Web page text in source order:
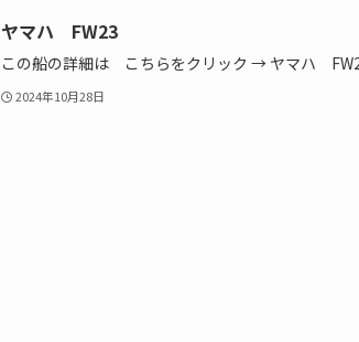
ヤマハ FW23
この船の詳細は こちらをクリック → ヤマハ
2024年10月28日